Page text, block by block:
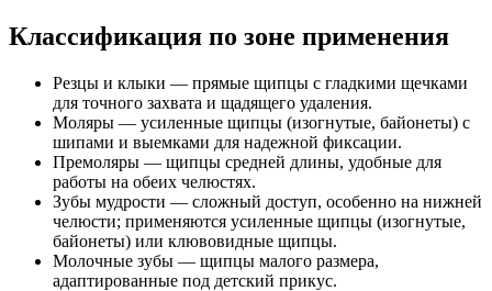
Классификация по зоне применения
Резцы и клыки — прямые щипцы с гладкими щечками
для точного захвата и щадящего удаления.
Моляры — усиленные щипцы (изогнутые, байонеты) с
шипами и выемками для надежной фиксации.
Премоляры — щипцы средней длины, удобные для
работы на обеих челюстях.
Зубы мудрости — сложный доступ, особенно на нижней
челюсти; применяются усиленные щипцы (изогнутые,
байонеты) или клювовидные щипцы.
Молочные зубы — щипцы малого размера,
адаптированные под детский прикус.